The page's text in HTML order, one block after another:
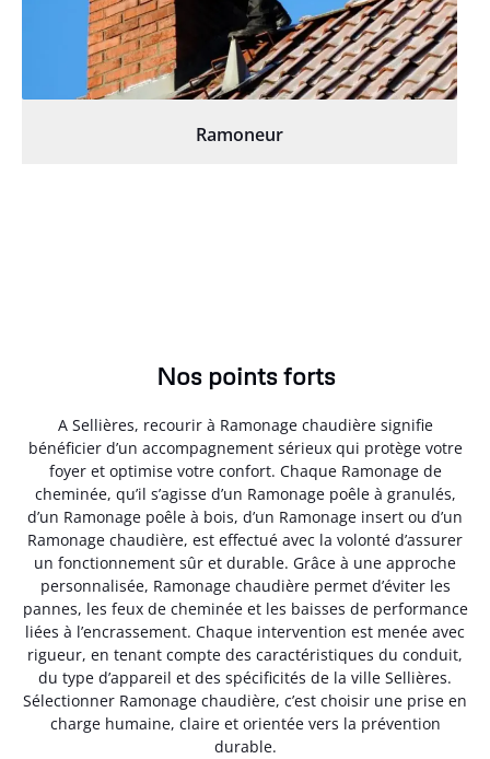
Ramoneur
Nos points forts
A Sellières, recourir à Ramonage chaudière signifie
bénéficier d’un accompagnement sérieux qui protège votre
foyer et optimise votre confort. Chaque Ramonage de
cheminée, qu’il s’agisse d’un Ramonage poêle à granulés,
d’un Ramonage poêle à bois, d’un Ramonage insert ou d’un
Ramonage chaudière, est effectué avec la volonté d’assurer
un fonctionnement sûr et durable. Grâce à une approche
personnalisée, Ramonage chaudière permet d’éviter les
pannes, les feux de cheminée et les baisses de performance
liées à l’encrassement. Chaque intervention est menée avec
rigueur, en tenant compte des caractéristiques du conduit,
du type d’appareil et des spécificités de la ville Sellières.
Sélectionner Ramonage chaudière, c’est choisir une prise en
charge humaine, claire et orientée vers la prévention
durable.